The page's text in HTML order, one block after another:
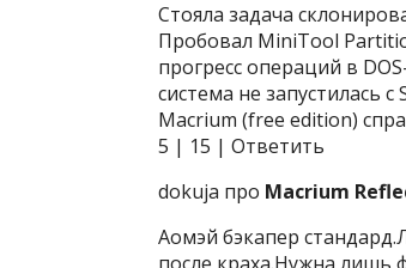
Стояла задача
Пробовал MiniTool
прогресс операций в
система не запустилась с
Macrium (free edition)
5 | 15 | Ответить
dokuja про Macrium
Аомэй бэкапер